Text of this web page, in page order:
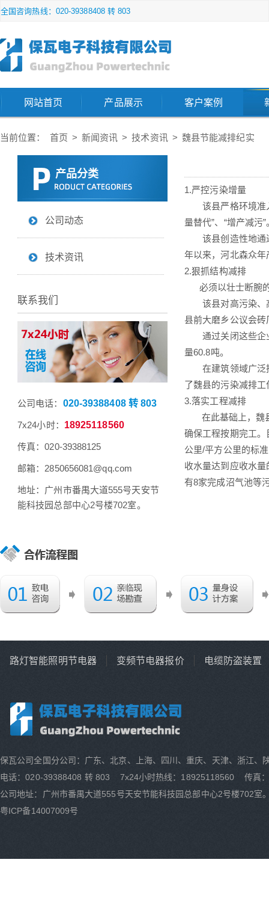
全国咨询热线：020-39388408 转 803
网站首页 产品展示 客户案例
当前位置： 首页 > 新闻资讯 > 技术资讯 > 魏县节能减排纪实
1.严控污染增量
该县严格环境准入
量替代”、“增产减污
该县创造性地通过
年以来，河北森众年
2.狠抓结构减排
必须以壮士断腕的
该县对高污染、高
县前大磨乡公议会
通过关闭这些企业
量60.8吨。
在建筑领域广泛推
了魏县的污染减排
3.落实工程减排
在此基础上，魏县
确保工程按期完工
公里/平方公里的标
收水量达到应收水
有8家完成沼气池等
产品分类
公司动态
技术资讯
联系我们
公司电话： 020-39388408 转 803
7x24小时： 18925118560
传真：020-39388125
邮箱：2850656081@qq.com
地址：广州市番禺大道555号天安节
能科技园总部中心2号楼702室。
路灯智能照明节电器 变频节电器报价 电缆防盗装置
保瓦公司全国分公司：广东、北京、上海、四川、重庆、天津、浙江
电话：020-39388408 转 803 7x24小时热线：18925118560 传真
公司地址：广州市番禺大道555号天安节能科技园总部中心2号楼702室
粤ICP备14007009号